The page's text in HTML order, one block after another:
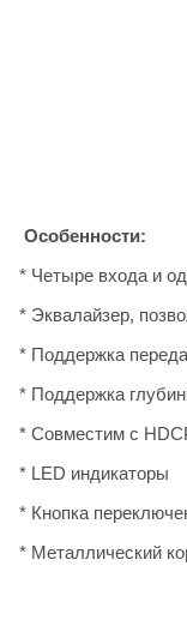
Особенности:
* Четыре входа и
* Эквалайзер,
* Поддержка
* Поддержка
* Совместим с
* LED индикаторы
* Кнопка
* Металлический